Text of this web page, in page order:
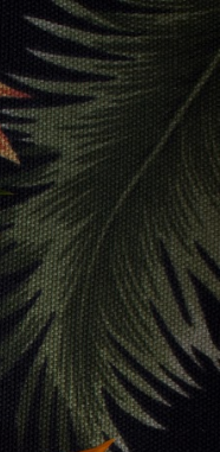
ณาอนุญาตและการให้